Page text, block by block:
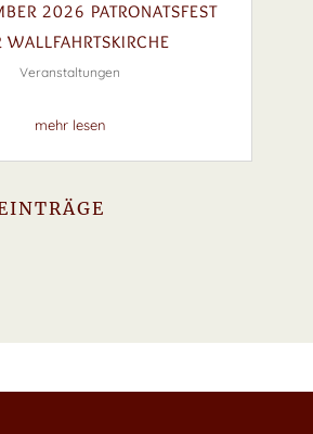
2026 PATRONATSFEST
WALLFAHRTSKIRCHE
Veranstaltungen
mehr lesen